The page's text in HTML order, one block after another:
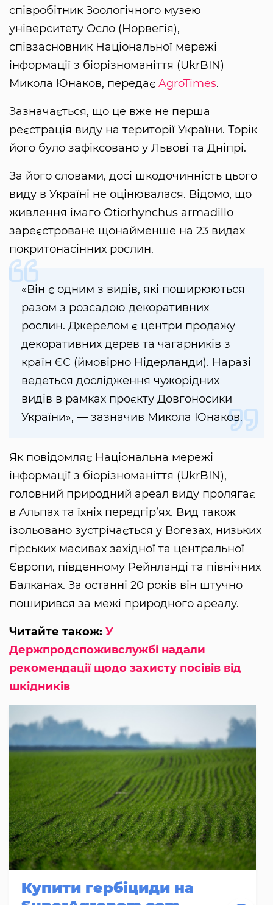
співробітник Зоологічного музею
університету Осло (Норвегія),
співзасновник Національної мережі
інформації з біорізноманіття (UkrBIN)
Микола Юнаков, передає AgroTimes.
Зазначається, що це вже не перша
реєстрація виду на території України. Торік
його було зафіксовано у Львові та Дніпрі.
За його словами, досі шкодочинність цього
виду в Україні не оцінювалася. Відомо, що
живлення імаго Otiorhynchus armadillo
зареєстроване щонайменше на 23 видах
покритонасінних рослин.
«Він є одним з видів, які поширюються
разом з розсадою декоративних
рослин. Джерелом є центри продажу
декоративних дерев та чагарників з
країн ЄС (ймовірно Нідерланди). Наразі
ведеться дослідження чужорідних
видів в рамках проєкту Довгоносики
України», — зазначив Микола Юнаков.
Як повідомляє Національна мережі
інформації з біорізноманіття (UkrBIN),
головний природний ареал виду пролягає
в Альпах та їхніх передгір’ях. Вид також
ізольовано зустрічається у Вогезах, низьких
гірських масивах західної та центральної
Європи, південному Рейнланді та північних
Балканах. За останні 20 років він штучно
поширився за межі природного ареалу.
Читайте також: У
Держпродспоживслужбі надали
рекомендації щодо захисту посівів від
шкідників
Купити гербіциди на